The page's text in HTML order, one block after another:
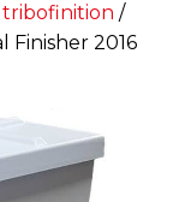
/
Finisher 2016